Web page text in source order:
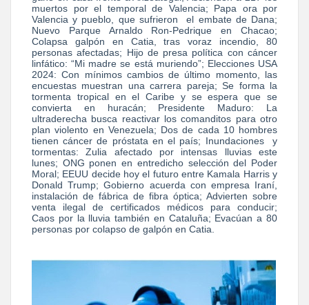
muertos por el temporal de Valencia; Papa ora por
Valencia y pueblo, que sufrieron el embate de Dana;
Nuevo Parque Arnaldo Ron-Pedrique en Chacao;
Colapsa galpón en Catia, tras voraz incendio, 80
personas afectadas; Hijo de presa política con cáncer
linfático: “Mi madre se está muriendo”; Elecciones USA
2024: Con mínimos cambios de último momento, las
encuestas muestran una carrera pareja; Se forma la
tormenta tropical en el Caribe y se espera que se
convierta en huracán; Presidente Maduro: La
ultraderecha busca reactivar los comanditos para otro
plan violento en Venezuela; Dos de cada 10 hombres
tienen cáncer de próstata en el país; Inundaciones y
tormentas: Zulia afectado por intensas lluvias este
lunes; ONG ponen en entredicho selección del Poder
Moral; EEUU decide hoy el futuro entre Kamala Harris y
Donald Trump; Gobierno acuerda con empresa Iraní,
instalación de fábrica de fibra óptica; Advierten sobre
venta ilegal de certificados médicos para conducir;
Caos por la lluvia también en Cataluña; Evacúan a 80
personas por colapso de galpón en Catia.